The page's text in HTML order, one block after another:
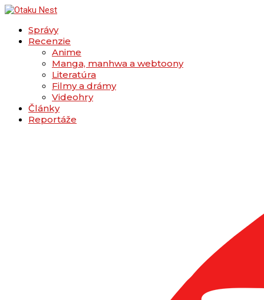
Správy
Recenzie
Anime
Manga, manhwa a webtoony
Literatúra
Filmy a drámy
Videohry
Články
Reportáže